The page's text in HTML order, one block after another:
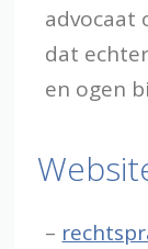
advocaat
dat
en ogen
–